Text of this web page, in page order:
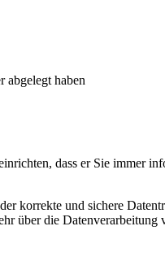
abgelegt haben
dass er Sie immer
korrekte und sichere
die